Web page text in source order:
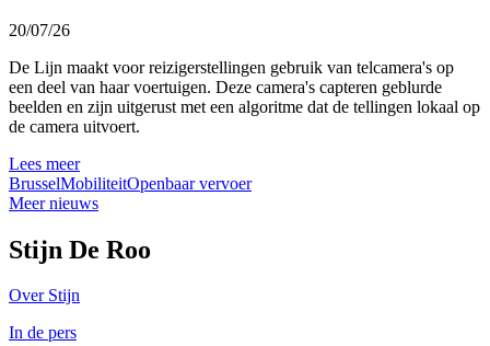
20/07/26
De Lijn maakt voor reizigerstellingen gebruik van telcamera's op
een deel van haar voertuigen. Deze camera's capteren geblurde
beelden en zijn uitgerust met een algoritme dat de tellingen lokaal op
de camera uitvoert.
Lees meer
BrusselMobiliteitOpenbaar vervoer
Meer nieuws
Stijn De Roo
Over Stijn
In de pers